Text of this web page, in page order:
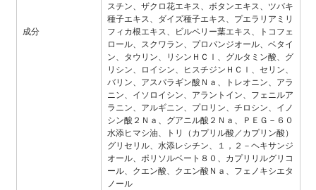
成分
スチン、ザクロ花エキス、ボタンエキス、ツバキ
種子エキス、ダイズ種子エキス、プエラリアミリ
フィカ根エキス、ビルベリー葉エキス、トコフェ
ロール、スクワラン、プロパンジオール、ベタイ
ン、タウリン、リシンＨＣｌ、グルタミン酸、グ
リシン、ロイシン、ヒスチジンＨＣｌ、セリン、
バリン、アスパラギン酸Ｎａ、トレオニン、アラ
ニン、イソロイシン、アラントイン、フェニルア
ラニン、アルギニン、プロリン、チロシン、イノ
シン酸２Ｎａ、グアニル酸２Ｎａ、ＰＥＧ－６０
水添ヒマシ油、トリ（カプリル酸／カプリン酸）
グリセリル、水添レシチン、１，２－ヘキサンジ
オール、ポリソルベート８０、カプリリルグリコ
ール、クエン酸、クエン酸Ｎａ、フェノキシエタ
ノール